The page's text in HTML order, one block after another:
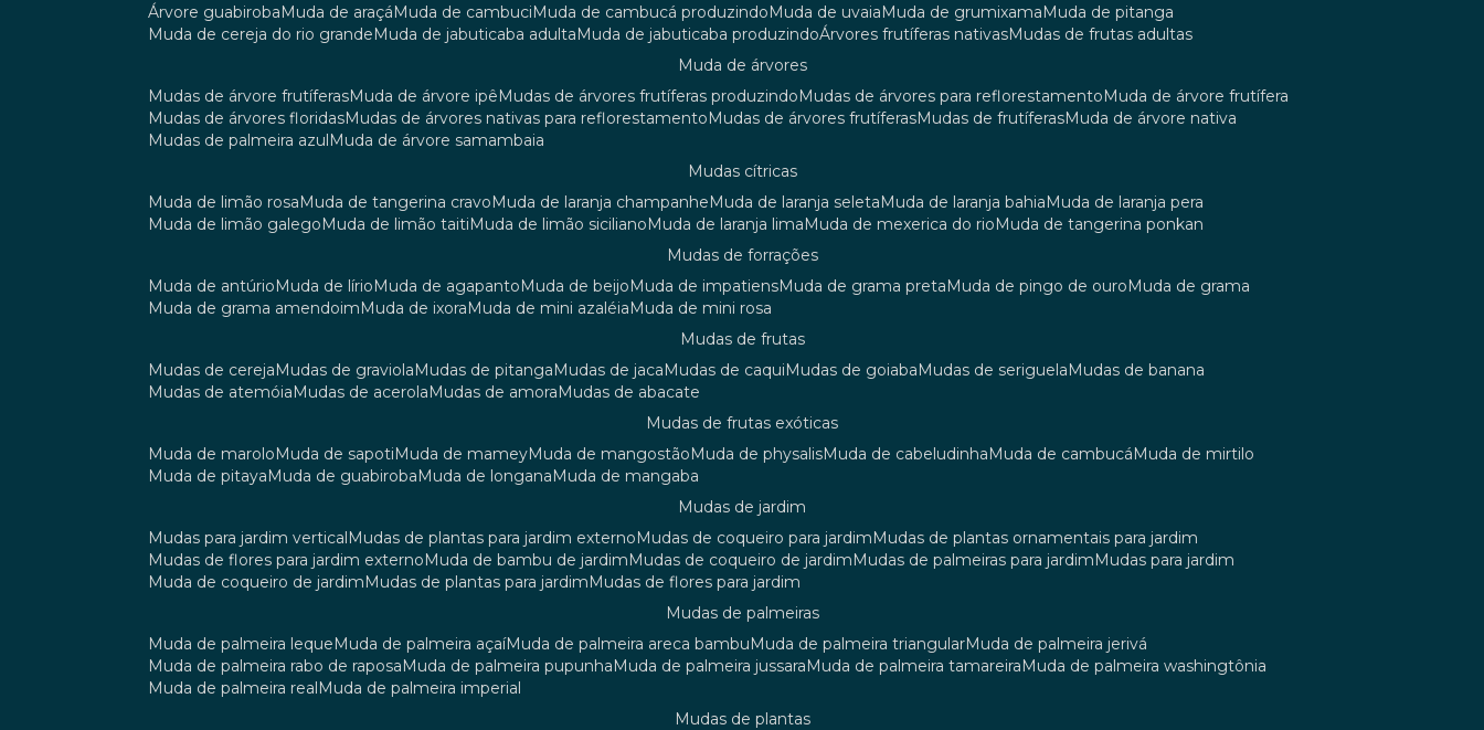
árvore guabiroba
muda de araçá muda de cambuci muda de cambucá produzindo muda de uvaia muda de grumixama
muda de pitanga
muda de cereja do rio grande
muda de jabuticaba adulta muda de jabuticaba produzindo árvores frutíferas nativas
mudas de frutas adultas
muda de árvores
mudas de árvore frutíferas
muda de árvore ipê mudas de árvores frutíferas produzindo mudas de árvores para reflorestamento
muda de árvore frutífera
mudas de árvores floridas
mudas de árvores nativas para reflorestamento mudas de árvores frutíferas mudas de frutíferas
muda de árvore nativa
mudas de palmeira azul
muda de árvore samambaia
mudas cítricas
muda de limão rosa
muda de tangerina cravo muda de laranja champanhe muda de laranja seleta muda de laranja bahia
muda de laranja pera
muda de limão galego
muda de limão taiti muda de limão siciliano muda de laranja lima muda de mexerica do rio
muda de tangerina ponkan
mudas de forrações
muda de antúrio
muda de lírio muda de agapanto muda de beijo muda de impatiens muda de grama preta muda de pingo de ouro
muda de grama
muda de grama amendoim
muda de ixora muda de mini azaléia
muda de mini rosa
mudas de frutas
mudas de cereja
mudas de graviola mudas de pitanga mudas de jaca mudas de caqui mudas de goiaba mudas de seriguela
mudas de banana
mudas de atemóia
mudas de acerola mudas de amora
mudas de abacate
mudas de frutas exóticas
muda de marolo
muda de sapoti muda de mamey muda de mangostão muda de physalis muda de cabeludinha muda de cambucá
muda de mirtilo
muda de pitaya
muda de guabiroba muda de longana
muda de mangaba
mudas de jardim
mudas para jardim vertical
mudas de plantas para jardim externo mudas de coqueiro para jardim
mudas de plantas ornamentais para jardim
mudas de flores para jardim externo
muda de bambu de jardim mudas de coqueiro de jardim mudas de palmeiras para jardim
mudas para jardim
muda de coqueiro de jardim
mudas de plantas para jardim
mudas de flores para jardim
mudas de palmeiras
muda de palmeira leque
muda de palmeira açaí muda de palmeira areca bambu muda de palmeira triangular
muda de palmeira jerivá
muda de palmeira rabo de raposa
muda de palmeira pupunha muda de palmeira jussara muda de palmeira tamareira
muda de palmeira washingtônia
muda de palmeira real
muda de palmeira imperial
mudas de plantas